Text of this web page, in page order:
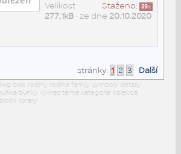
Staženo: 39x
Velikost
277,1kB• ze dne 20.10.2020
stránky: 1 2 3 Další
blok rodiny rodina family symboly detaily
buňky výkres téma kategorie kolekce
library